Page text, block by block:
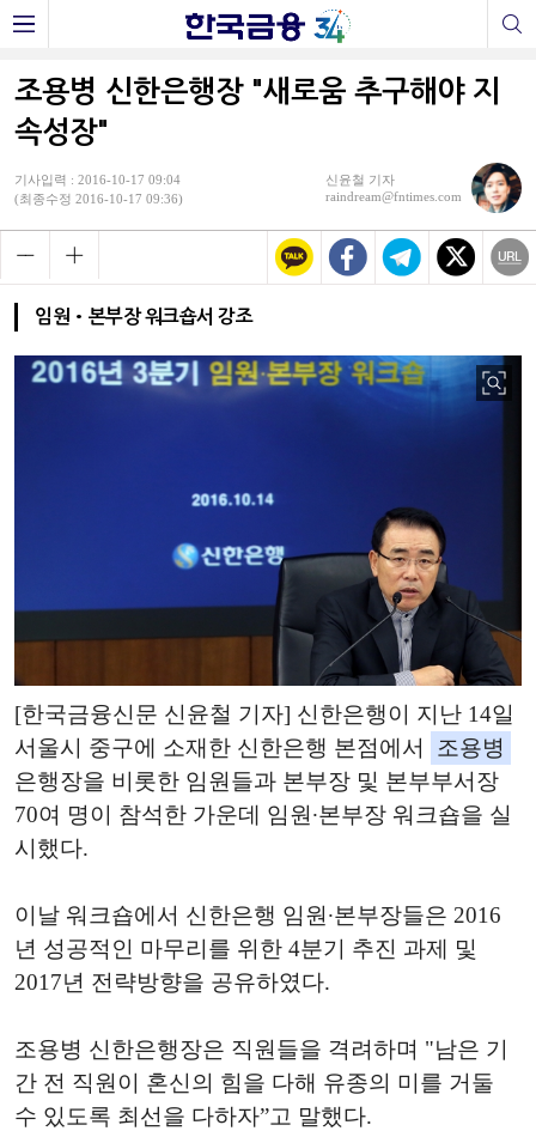
조용병 신한은행장 "새로움 추구해야 지
속성장"
기사입력 : 2016-10-17 09:04
(최종수정 2016-10-17 09:36)
신윤철 기자
raindream@fntimes.com
임원•본부장 워크숍서 강조
[한국금융신문 신윤철 기자] 신한은행이 지난 14일
서울시 중구에 소재한 신한은행 본점에서
조용병
은행장을 비롯한 임원들과 본부장 및 본부부서장
70여 명이 참석한 가운데 임원∙본부장 워크숍을 실
시했다.
이날 워크숍에서 신한은행 임원∙본부장들은 2016
년 성공적인 마무리를 위한 4분기 추진 과제 및
2017년 전략방향을 공유하였다.
조용병 신한은행장은 직원들을 격려하며 "남은 기
간 전 직원이 혼신의 힘을 다해 유종의 미를 거둘
수 있도록 최선을 다하자”고 말했다.